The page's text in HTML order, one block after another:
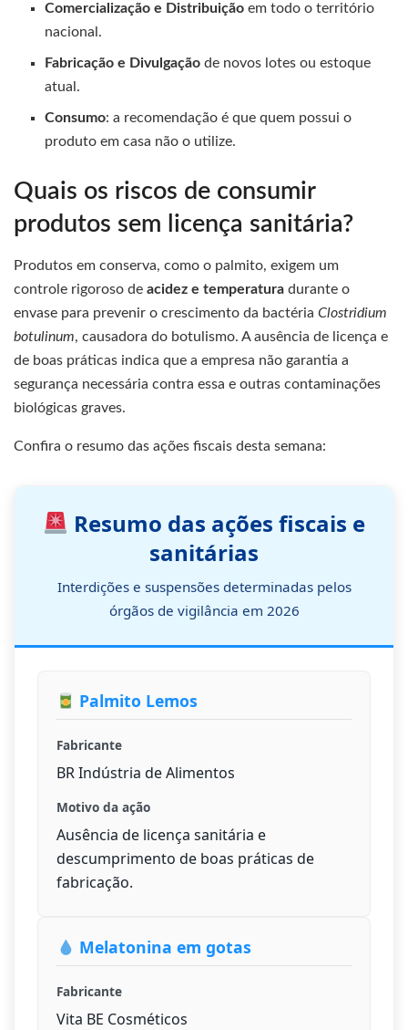
Comercialização e Distribuição em todo o território
nacional.
Fabricação e Divulgação de novos lotes ou estoque
atual.
Consumo: a recomendação é que quem possui o
produto em casa não o utilize.
Quais os riscos de consumir
produtos sem licença sanitária?
Produtos em conserva, como o palmito, exigem um
controle rigoroso de acidez e temperatura durante o
envase para prevenir o crescimento da bactéria Clostridium
botulinum, causadora do botulismo. A ausência de licença e
de boas práticas indica que a empresa não garantia a
segurança necessária contra essa e outras contaminações
biológicas graves.
Confira o resumo das ações fiscais desta semana:
Resumo das ações fiscais e
sanitárias
Interdições e suspensões determinadas pelos
órgãos de vigilância em 2026
Palmito Lemos
Fabricante
BR Indústria de Alimentos
Motivo da ação
Ausência de licença sanitária e
descumprimento de boas práticas de
fabricação.
Melatonina em gotas
Fabricante
Vita BE Cosméticos